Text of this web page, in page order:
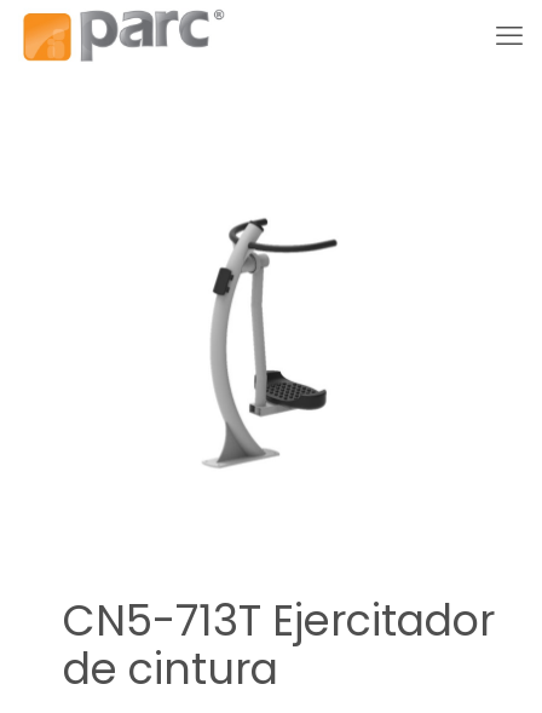
CN5-713T Ejercitador
de cintura